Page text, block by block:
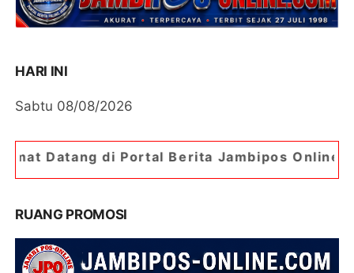
HARI INI
Sabtu 08/08/2026
Portal Berita Jambipos Online. Portal Berita
RUANG PROMOSI